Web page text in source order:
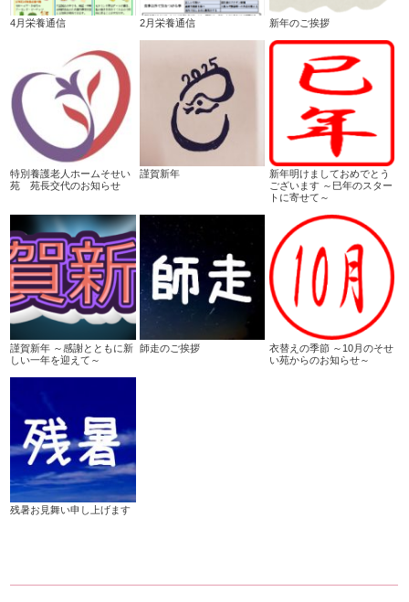
4月栄養通信 2月栄養通信 新年のご挨拶
特別養護老人ホームそせい
苑 苑長交代のお知らせ
謹賀新年
新年明けましておめでとう
ございます ～巳年のスター
トに寄せて～
謹賀新年 ～感謝とともに新
しい一年を迎えて～
師走のご挨拶
衣替えの季節 ～10月のそせ
い苑からのお知らせ～
残暑お見舞い申し上げます